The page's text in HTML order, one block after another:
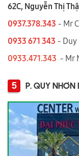
62C, Nguyễn Thị
0937.378.343 - Mr
0933 671 343 - Duy
0933.471.343 - Mr
5 P. QUY